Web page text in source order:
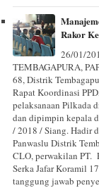
Rakor
26/01/
TEMBAGAPURA,
68, Distrik
Rapat Koordinasi
pelaksanaan Pilkada
dan dipimpin kepala
/ 2018 / Siang. Hadir
Panwaslu Distrik
CLO, perwakilan PT.
Serka Jafar Koramil
tanggung jawab